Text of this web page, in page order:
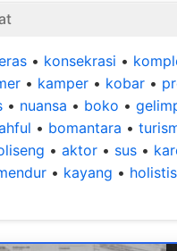
• konsekrasi •
• kamper • kobar •
• nuansa • boko •
• bomantara •
• aktor • sus •
• kayang • holistis